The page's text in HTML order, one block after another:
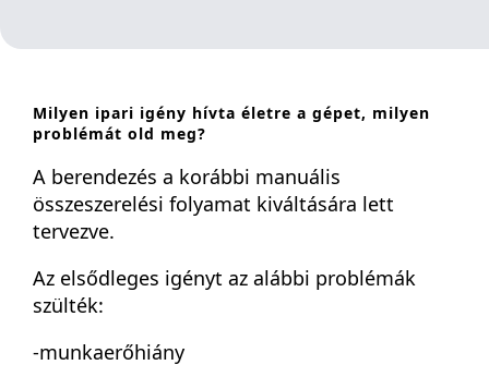
Milyen ipari igény hívta életre a gépet, milyen
problémát old meg?
A berendezés a korábbi manuális
összeszerelési folyamat kiváltására lett
tervezve.
Az elsődleges igényt az alábbi problémák
szülték:
-munkaerőhiány